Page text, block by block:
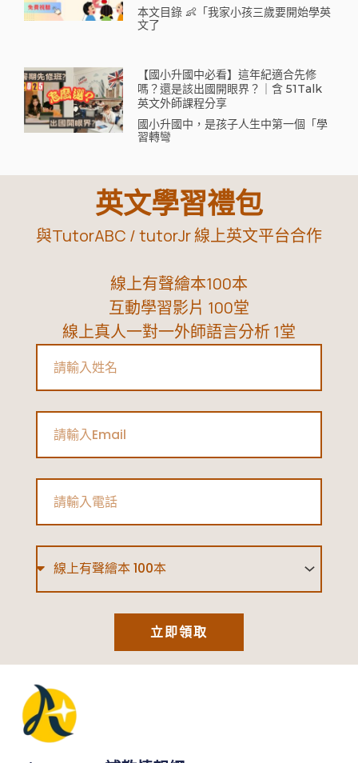
本文目錄 👶「我家小孩三歲要開始學英
文了
【國小升國中必看】這年紀適合先修
嗎？還是該出國開眼界？｜含 51Talk
英文外師課程分享
國小升國中，是孩子人生中第一個「學
習轉彎
英文學習禮包
與TutorABC / tutorJr 線上英文平台合作
線上有聲繪本100本
互動學習影片 100堂
線上真人一對一外師語言分析 1堂
立即領取